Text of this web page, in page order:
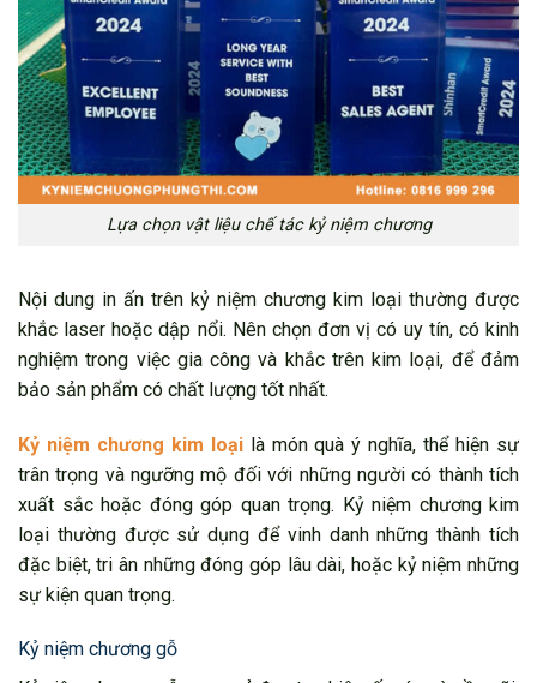
Lựa chọn vật liệu chế tác kỷ niệm chương
Nội dung in ấn trên kỷ niệm chương kim loại thường được
khắc laser hoặc dập nổi. Nên chọn đơn vị có uy tín, có kinh
nghiệm trong việc gia công và khắc trên kim loại, để đảm
bảo sản phẩm có chất lượng tốt nhất.
Kỷ niệm chương kim loạilà món quà ý nghĩa, thể hiện sự
trân trọng và ngưỡng mộ đối với những người có thành tích
xuất sắc hoặc đóng góp quan trọng. Kỷ niệm chương kim
loại thường được sử dụng để vinh danh những thành tích
đặc biệt, tri ân những đóng góp lâu dài, hoặc kỷ niệm những
sự kiện quan trọng.
Kỷ niệm chương gỗ